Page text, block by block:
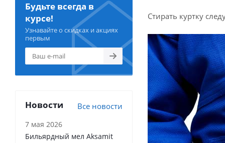
Стирать куртку
Будьте всегда в
курсе!
Узнавайте о скидках и акциях
первым
Новости Все новости
7 мая 2026
Бильярдный мел Aksamit